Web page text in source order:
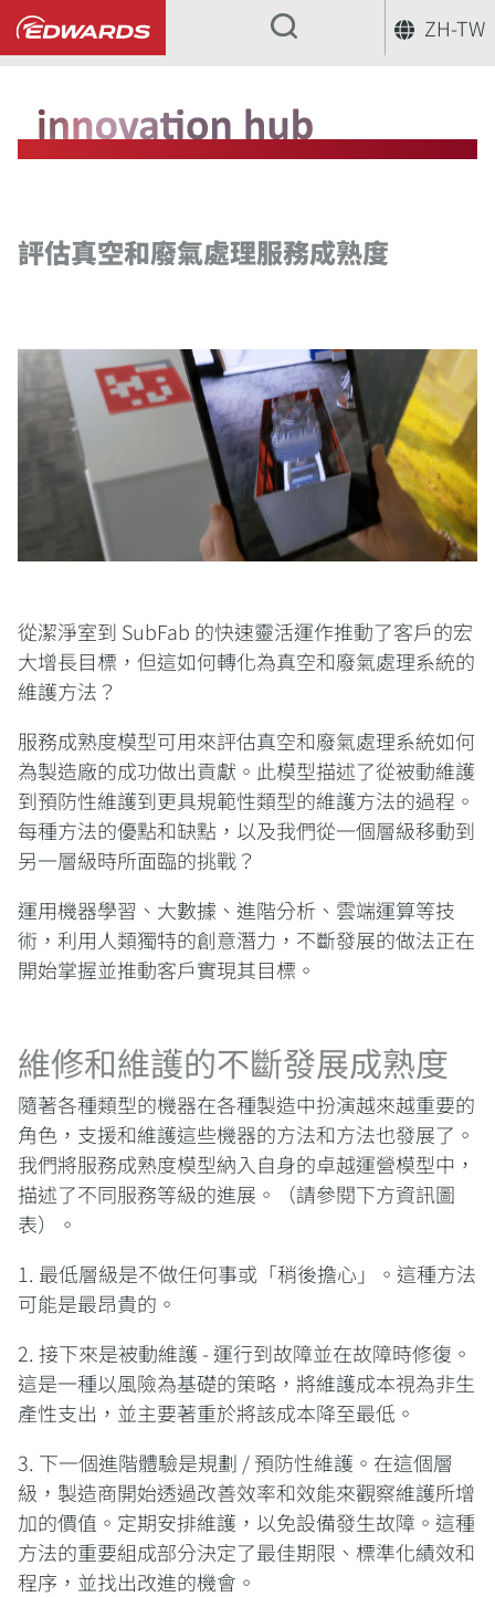
ZH-TW
...
評估真空和廢氣處理服務成熟度
從潔淨室到 SubFab 的快速靈活運作推動了客戶的宏
大增長目標，但這如何轉化為真空和廢氣處理系統的
維護方法？
服務成熟度模型可用來評估真空和廢氣處理系統如何
為製造廠的成功做出貢獻。此模型描述了從被動維護
到預防性維護到更具規範性類型的維護方法的過程。
每種方法的優點和缺點，以及我們從一個層級移動到
另一層級時所面臨的挑戰？
運用機器學習、大數據、進階分析、雲端運算等技
術，利用人類獨特的創意潛力，不斷發展的做法正在
開始掌握並推動客戶實現其目標。
維修和維護的不斷發展成熟度
隨著各種類型的機器在各種製造中扮演越來越重要的
角色，支援和維護這些機器的方法和方法也發展了。
我們將服務成熟度模型納入自身的卓越運營模型中，
描述了不同服務等級的進展。（請參閱下方資訊圖
表）。
1. 最低層級是不做任何事或「稍後擔心」。這種方法
可能是最昂貴的。
2. 接下來是被動維護 - 運行到故障並在故障時修復。
這是一種以風險為基礎的策略，將維護成本視為非生
產性支出，並主要著重於將該成本降至最低。
3. 下一個進階體驗是規劃 / 預防性維護。在這個層
級，製造商開始透過改善效率和效能來觀察維護所增
加的價值。定期安排維護，以免設備發生故障。這種
方法的重要組成部分決定了最佳期限、標準化績效和
程序，並找出改進的機會。